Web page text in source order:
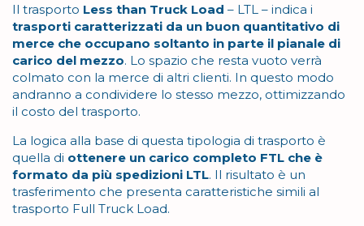
Il trasporto Less than Truck Load – LTL – indica i
trasporti caratterizzati da un buon quantitativo di
merce che occupano soltanto in parte il pianale di
carico del mezzo. Lo spazio che resta vuoto verrà
colmato con la merce di altri clienti. In questo modo
andranno a condividere lo stesso mezzo, ottimizzando
il costo del trasporto.
La logica alla base di questa tipologia di trasporto è
quella di ottenere un carico completo FTL che è
formato da più spedizioni LTL. Il risultato è un
trasferimento che presenta caratteristiche simili al
trasporto Full Truck Load.